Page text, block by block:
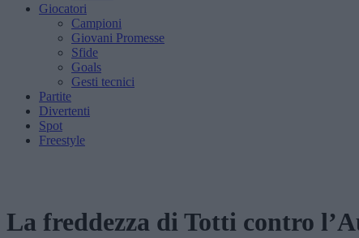
Giocatori
Campioni
Giovani Promesse
Sfide
Goals
Gesti tecnici
Partite
Divertenti
Spot
Freestyle
La freddezza di Totti contro